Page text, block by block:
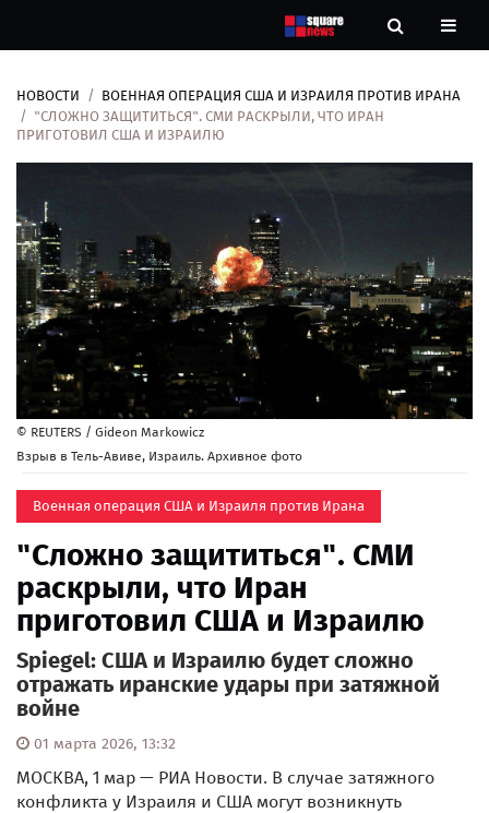
Новости
Рубрики
Контакты
нас
НОВОСТИ
ВОЕННАЯ ОПЕРАЦИЯ США И ИЗРАИЛЯ ПРОТИВ ИРАНА
"СЛОЖНО ЗАЩИТИТЬСЯ". СМИ РАСКРЫЛИ, ЧТО ИРАН
ПРИГОТОВИЛ США И ИЗРАИЛЮ
© REUTERS / Gideon Markowicz
Взрыв в Тель-Авиве, Израиль. Архивное фото
Военная операция США и Израиля против Ирана
"Сложно защититься". СМИ
раскрыли, что Иран
приготовил США и Израилю
Spiegel: США и Израилю будет сложно
отражать иранские удары при затяжной
войне
01 марта 2026, 13:32
МОСКВА, 1 мар — РИА Новости. В случае затяжного
конфликта у Израиля и США могут возникнуть